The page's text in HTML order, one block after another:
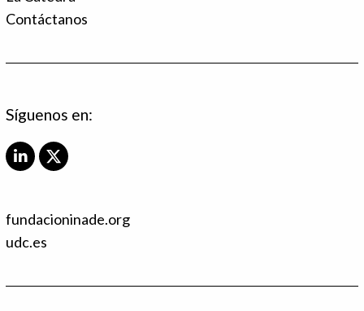
Contáctanos
Síguenos en:
L
e
d
X
t
fundacioninade.org
udc.es